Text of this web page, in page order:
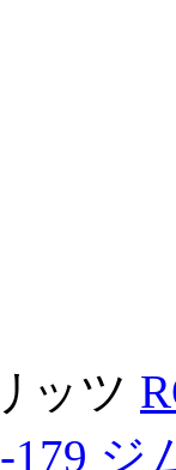
ッツ
179 ジ